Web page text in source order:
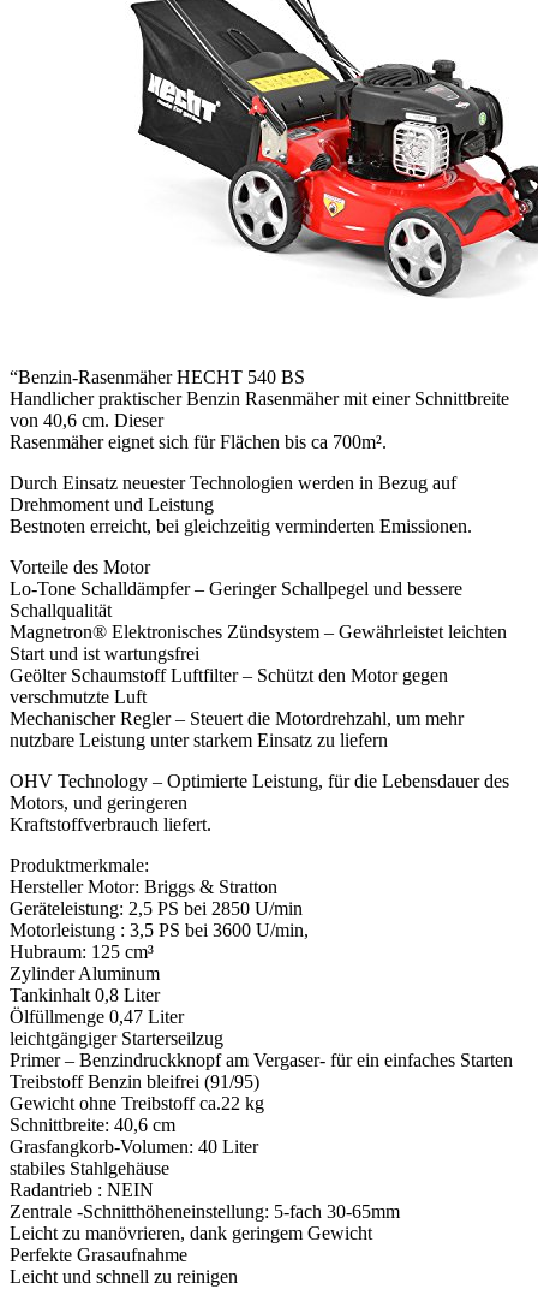
“Benzin-Rasenmäher HECHT 540 BS
Handlicher praktischer Benzin Rasenmäher mit einer Schnittbreite
von 40,6 cm. Dieser
Rasenmäher eignet sich für Flächen bis ca 700m².
Durch Einsatz neuester Technologien werden in Bezug auf
Drehmoment und Leistung
Bestnoten erreicht, bei gleichzeitig verminderten Emissionen.
Vorteile des Motor
Lo-Tone Schalldämpfer – Geringer Schallpegel und bessere
Schallqualität
Magnetron® Elektronisches Zündsystem – Gewährleistet leichten
Start und ist wartungsfrei
Geölter Schaumstoff Luftfilter – Schützt den Motor gegen
verschmutzte Luft
Mechanischer Regler – Steuert die Motordrehzahl, um mehr
nutzbare Leistung unter starkem Einsatz zu liefern
OHV Technology – Optimierte Leistung, für die Lebensdauer des
Motors, und geringeren
Kraftstoffverbrauch liefert.
Produktmerkmale:
Hersteller Motor: Briggs & Stratton
Geräteleistung: 2,5 PS bei 2850 U/min
Motorleistung : 3,5 PS bei 3600 U/min,
Hubraum: 125 cm³
Zylinder Aluminum
Tankinhalt 0,8 Liter
Ölfüllmenge 0,47 Liter
leichtgängiger Starterseilzug
Primer – Benzindruckknopf am Vergaser- für ein einfaches Starten
Treibstoff Benzin bleifrei (91/95)
Gewicht ohne Treibstoff ca.22 kg
Schnittbreite: 40,6 cm
Grasfangkorb-Volumen: 40 Liter
stabiles Stahlgehäuse
Radantrieb : NEIN
Zentrale -Schnitthöheneinstellung: 5-fach 30-65mm
Leicht zu manövrieren, dank geringem Gewicht
Perfekte Grasaufnahme
Leicht und schnell zu reinigen